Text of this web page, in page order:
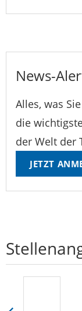
News-
Alles, was
die
der Welt der
JETZT